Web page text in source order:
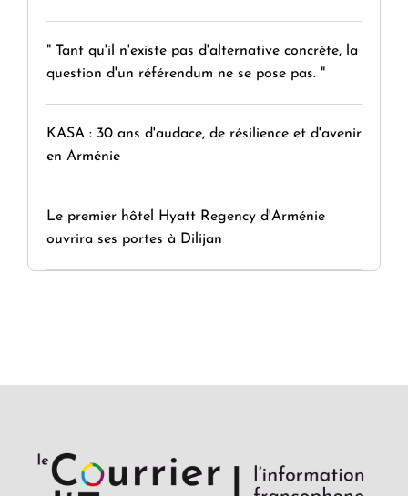
" Tant qu'il n'existe pas d'alternative concrète, la
question d'un référendum ne se pose pas. "
KASA : 30 ans d'audace, de résilience et d'avenir
en Arménie
Le premier hôtel Hyatt Regency d'Arménie
ouvrira ses portes à Dilijan